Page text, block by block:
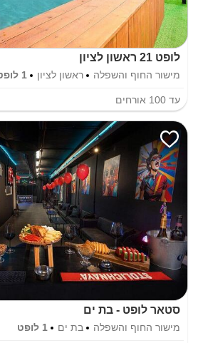
לופט 21 ראשון לציון
מישור החוף והשפלה ראשון לציון 1 לופט
עד 100 אורחים
סטאר לופט - בת ים
מישור החוף והשפלה בת ים 1 לופט